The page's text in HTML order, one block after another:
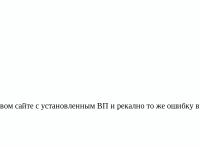
сайте с установленным ВП и рекално то же ошибку